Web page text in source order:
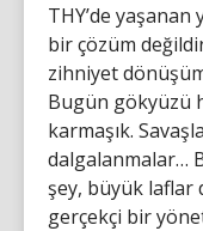
THY’de
bir çözüm
zihniyet
Bugün gökyüzü
karmaşık.
dalgalanmalar…
şey, büyük laflar
gerçekçi bir